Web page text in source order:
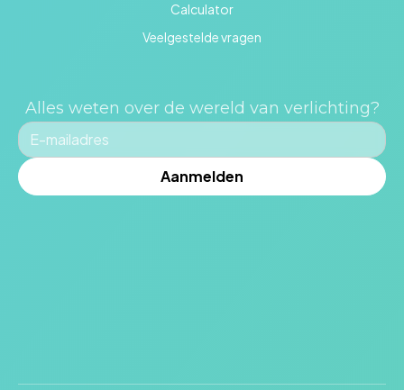
Calculator
Veelgestelde vragen
Alles weten over de wereld van verlichting?